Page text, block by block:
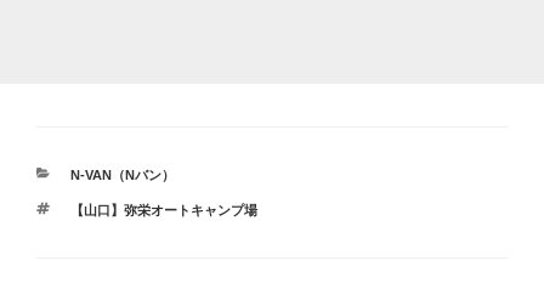
カ
ゴ
N-VAN（Nバン）
タ【山口】弥栄オートキャンプ場